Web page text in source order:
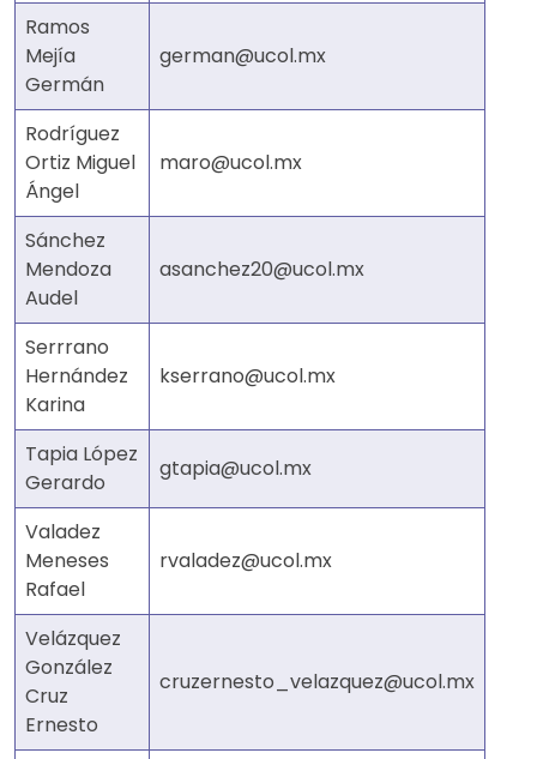
Ramos
Mejía
Germán
german@ucol.mx
Rodríguez
Ortiz Miguel
Ángel
maro@ucol.mx
Sánchez
Mendoza
Audel
asanchez20@ucol.mx
Serrrano
Hernández
Karina
kserrano@ucol.mx
Tapia López
Gerardo
gtapia@ucol.mx
Valadez
Meneses
Rafael
rvaladez@ucol.mx
Velázquez
González
Cruz
Ernesto
cruzernesto_velazquez@ucol.mx